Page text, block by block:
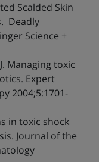
Scalded Skin
Deadly
Science +
Managing toxic
Expert
2004;5:1701-
in toxic shock
Journal of the